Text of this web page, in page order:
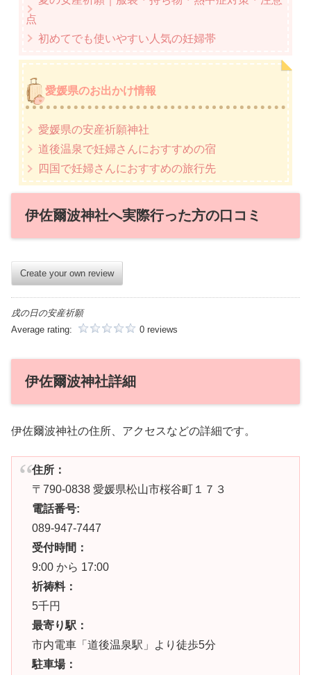
点
初めてでも使いやすい人気の妊婦帯
愛媛県のお出かけ情報
愛媛県の安産祈願神社
道後温泉で妊婦さんにおすすめの宿
四国で妊婦さんにおすすめの旅行先
伊佐爾波神社へ実際行った方の口コミ
Create your own review
戌の日の安産祈願
Average rating:
0 reviews
伊佐爾波神社詳細
伊佐爾波神社の住所、アクセスなどの詳細です。
住所：
〒790-0838 愛媛県松山市桜谷町１７３
電話番号:
089-947-7447
受付時間：
9:00 から 17:00
祈祷料：
5千円
最寄り駅：
市内電車「道後温泉駅」より徒歩5分
駐車場：